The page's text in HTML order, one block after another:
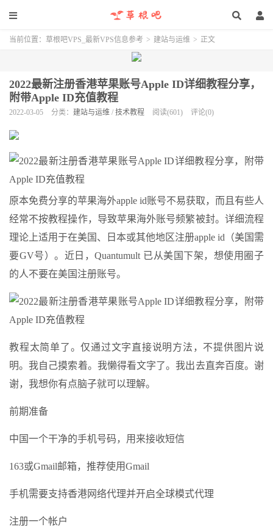
当前位置： 草根吧VPS_最新VPS信息参考 > 建站与运维 > 正文
2022最新注册香港苹果账号Apple ID详细教程分享，
附带Apple ID充值教程
2022-03-05 分类： 建站与运维 / 技术教程 阅读(601) 评论(0)
原本免费分享的苹果海外apple id账号不易获取，而且有些人
经常不按教程操作，导致苹果海外账号频繁被封。详细流程
理论上适用于在美国、日本或其他地区注册apple id（美国需
要GV号）。近日，Quantumult 已从美国下架，想使用圈子
的人不要在美国注册账号。
教程太简单了。仅通过文字直接说明方法，不提供图片说
明。我自己摸索着。我懒得看文字了。我出去直奔百度。谢
谢，我想你有点脑子就可以理解。
前期准备
中国一个干净的手机号码，用来接收短信
163或Gmail邮箱，推荐使用Gmail
手机需要支持香港网络代理并开启全球模式代理
注册一个帐户